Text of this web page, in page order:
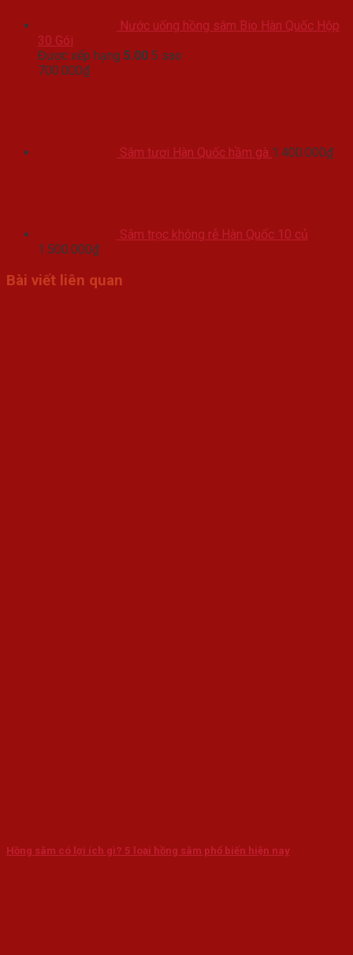
Nước uống hồng sâm Bio Hàn Quốc Hộp
30 Gói
Được xếp hạng 5.00 5 sao
700.000₫
Sâm tươi Hàn Quốc hầm gà 1.400.000₫
Sâm trọc không rễ Hàn Quốc 10 củ
1.500.000₫
Bài viết liên quan
Hồng sâm có lợi ích gì? 5 loại hồng sâm phổ biến hiện nay